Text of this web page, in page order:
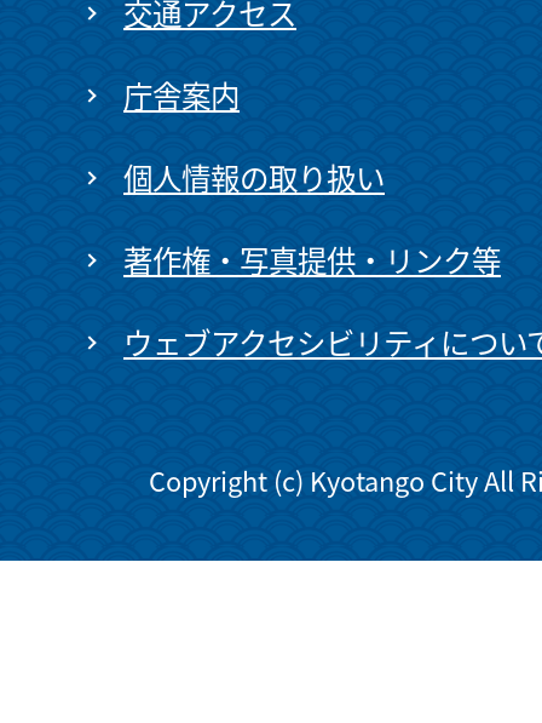
交通アクセス
庁舎案内
個人情報の取り扱い
著作権・写真提供・リンク等
ウェブアクセシビリティについ
Copyright (c) Kyotango City All